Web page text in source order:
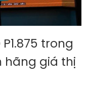
trong
hãng giá thị